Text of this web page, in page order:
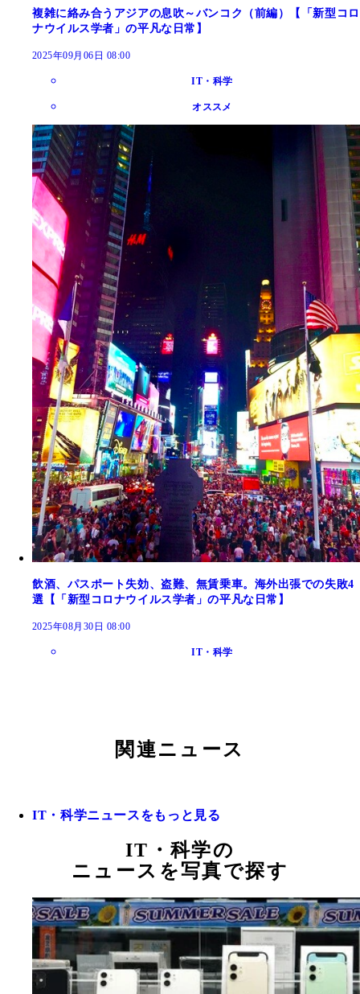
複雑に絡み合うアジアの息吹～バンコク（前編）【「新型コロ
ナウイルス学者」の平凡な日常】
2025年09月06日 08:00
IT・科学
オススメ
飲酒、パスポート失効、盗難、無賃乗車。海外出張での失敗4
選【「新型コロナウイルス学者」の平凡な日常】
2025年08月30日 08:00
IT・科学
関連ニュース
IT・科学ニュースをもっと見る
IT・科学の
ニュースを写真で探す